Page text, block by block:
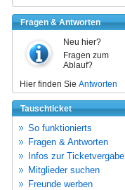
Fragen & Antworten
Neu hier?
Fragen zum
Ablauf?
Hier finden Sie Antworten
Tauschticket
So funktionierts
Fragen & Antworten
Infos zur Ticketvergabe
Mitglieder suchen
Freunde werben